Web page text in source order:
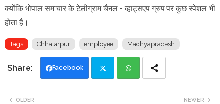
क्योंकि भोपाल समाचार के टेलीग्राम चैनल - व्हाट्सएप ग्रुप पर कुछ स्पेशल भी
होता है।
Tags Chhatarpur employee Madhyapradesh
Facebook
NEWER
OLDER